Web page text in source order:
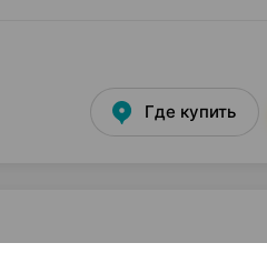
Где купить